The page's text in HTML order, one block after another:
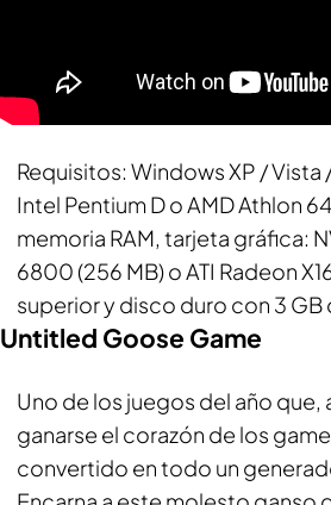
Requisitos: Windows XP /
Intel Pentium D o AMD Athlon
memoria RAM, tarjeta gráfica:
6800 (256 MB) o ATI Radeon
superior y disco duro con 3
Untitled Goose Game
Uno de los juegos del año que,
ganarse el corazón de los
convertido en todo un